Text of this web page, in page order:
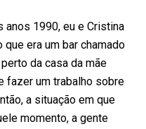
anos 1990, eu e Cristina
era um bar chamado
da casa da mãe
fazer um trabalho sobre
a situação em que
momento, a gente